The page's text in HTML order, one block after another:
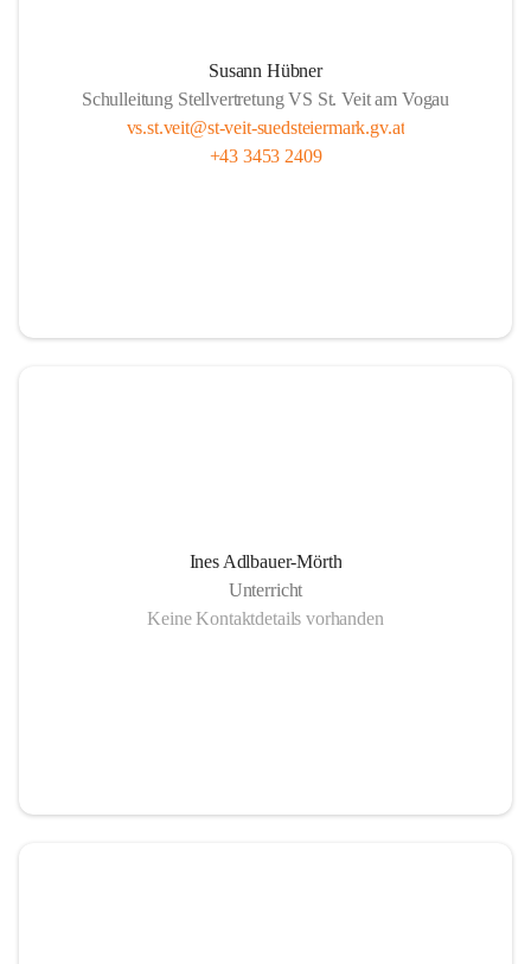
Susann Hübner
Schulleitung Stellvertretung VS St. Veit am Vogau
vs.st.veit@st-veit-suedsteiermark.gv.at
+43 3453 2409
Ines Adlbauer-Mörth
Unterricht
Keine Kontaktdetails vorhanden